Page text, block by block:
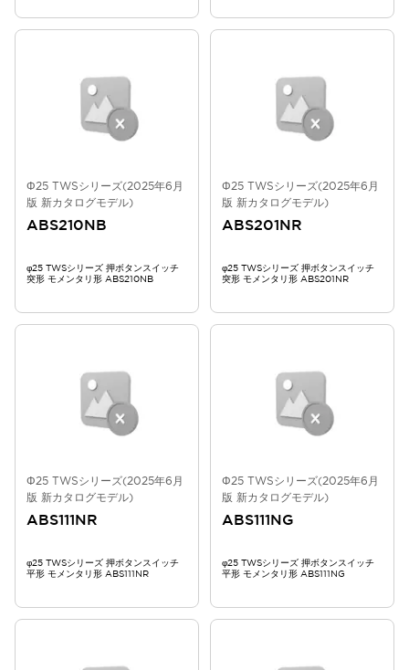
Φ25 TWSシリーズ(2025年6月
版 新カタログモデル)
ABS210NB
φ25 TWSシリーズ 押ボタンスイッチ
突形 モメンタリ形 ABS210NB
Φ25 TWSシリーズ(2025年6月
版 新カタログモデル)
ABS201NR
φ25 TWSシリーズ 押ボタンスイッチ
突形 モメンタリ形 ABS201NR
Φ25 TWSシリーズ(2025年6月
版 新カタログモデル)
ABS111NR
φ25 TWSシリーズ 押ボタンスイッチ
平形 モメンタリ形 ABS111NR
Φ25 TWSシリーズ(2025年6月
版 新カタログモデル)
ABS111NG
φ25 TWSシリーズ 押ボタンスイッチ
平形 モメンタリ形 ABS111NG